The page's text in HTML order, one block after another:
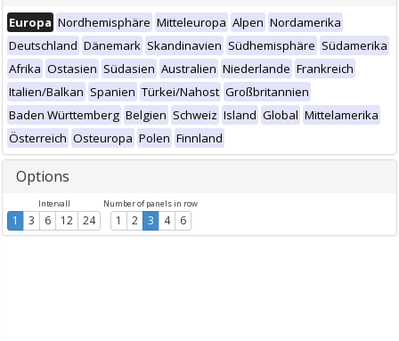
Europa Nordhemisphäre Mitteleuropa Alpen Nordamerika
Deutschland Dänemark Skandinavien Südhemisphäre Südamerika
Afrika Ostasien Südasien Australien Niederlande Frankreich
Italien/Balkan Spanien Türkei/Nahost Großbritannien
Baden Württemberg Belgien Schweiz Island Global Mittelamerika
Österreich Osteuropa Polen Finnland
Options
Intervall
1 3 6 12 24
Number of panels in row
1 2 3 4 6